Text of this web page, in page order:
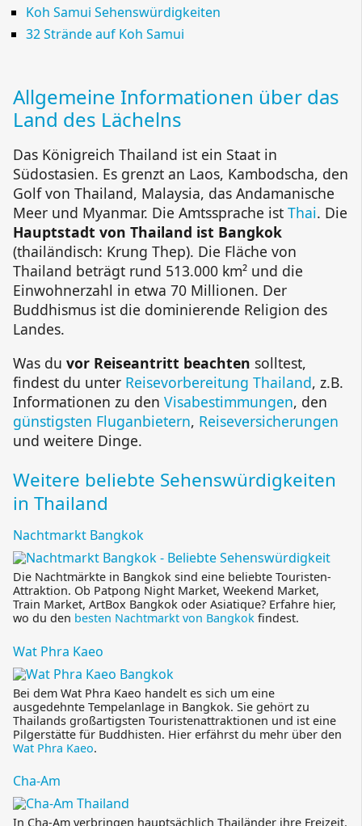
Koh Samui Sehenswürdigkeiten
32 Strände auf Koh Samui
Allgemeine Informationen über das
Land des Lächelns
Das Königreich Thailand ist ein Staat in
Südostasien. Es grenzt an Laos, Kambodscha, den
Golf von Thailand, Malaysia, das Andamanische
Meer und Myanmar. Die Amtssprache ist Thai. Die
Hauptstadt von Thailand ist Bangkok
(thailändisch: Krung Thep). Die Fläche von
Thailand beträgt rund 513.000 km² und die
Einwohnerzahl in etwa 70 Millionen. Der
Buddhismus ist die dominierende Religion des
Landes.
Was du vor Reiseantritt beachten solltest,
findest du unter Reisevorbereitung Thailand, z.B.
Informationen zu den Visabestimmungen, den
günstigsten Fluganbietern, Reiseversicherungen
und weitere Dinge.
Weitere beliebte Sehenswürdigkeiten
in Thailand
Nachtmarkt Bangkok
Die Nachtmärkte in Bangkok sind eine beliebte Touristen-
Attraktion. Ob Patpong Night Market, Weekend Market,
Train Market, ArtBox Bangkok oder Asiatique? Erfahre hier,
wo du den besten Nachtmarkt von Bangkok findest.
Wat Phra Kaeo
Bei dem Wat Phra Kaeo handelt es sich um eine
ausgedehnte Tempelanlage in Bangkok. Sie gehört zu
Thailands großartigsten Touristenattraktionen und ist eine
Pilgerstätte für Buddhisten. Hier erfährst du mehr über den
Wat Phra Kaeo.
Cha-Am
In Cha-Am verbringen hauptsächlich Thailänder ihre Freizeit.